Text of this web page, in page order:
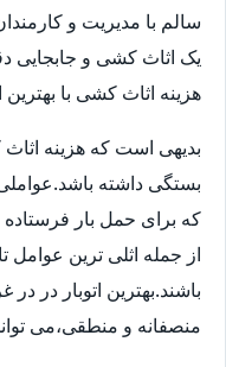
سالم با مدیریت و
یک اثاث کشی و جابجایی
هزینه اثاث کشی با بهترین
بدیهی است که هزینه
بستگی داشته
که برای حمل بار
از جمله اثلی ترین عوامل
باشند.بهترین اتوبار در
منصفانه و منطقی،می